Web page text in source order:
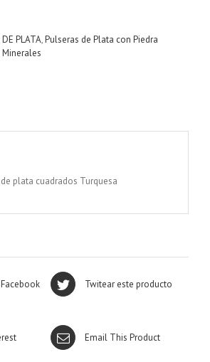
DE PLATA,Pulseras de Plata con Piedra
plata cuadrados Turquesa
Twitear este producto
Email This Product